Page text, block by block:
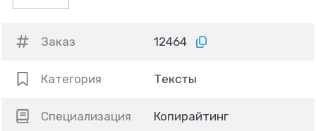
Заказ 12464
Категория Тексты
Специализация Копирайтинг